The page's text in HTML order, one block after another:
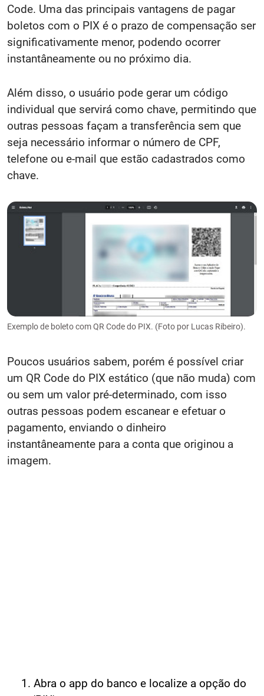
Code. Uma das principais vantagens de pagar
boletos com o PIX é o prazo de compensação ser
significativamente menor, podendo ocorrer
instantâneamente ou no próximo dia.
Além disso, o usuário pode gerar um código
individual que servirá como chave, permitindo que
outras pessoas façam a transferência sem que
seja necessário informar o número de CPF,
telefone ou e-mail que estão cadastrados como
chave.
Exemplo de boleto com QR Code do PIX. (Foto por Lucas Ribeiro).
Poucos usuários sabem, porém é possível criar
um QR Code do PIX estático (que não muda) com
ou sem um valor pré-determinado, com isso
outras pessoas podem escanear e efetuar o
pagamento, enviando o dinheiro
instantâneamente para a conta que originou a
imagem.
Abra o app do banco e localize a opção do